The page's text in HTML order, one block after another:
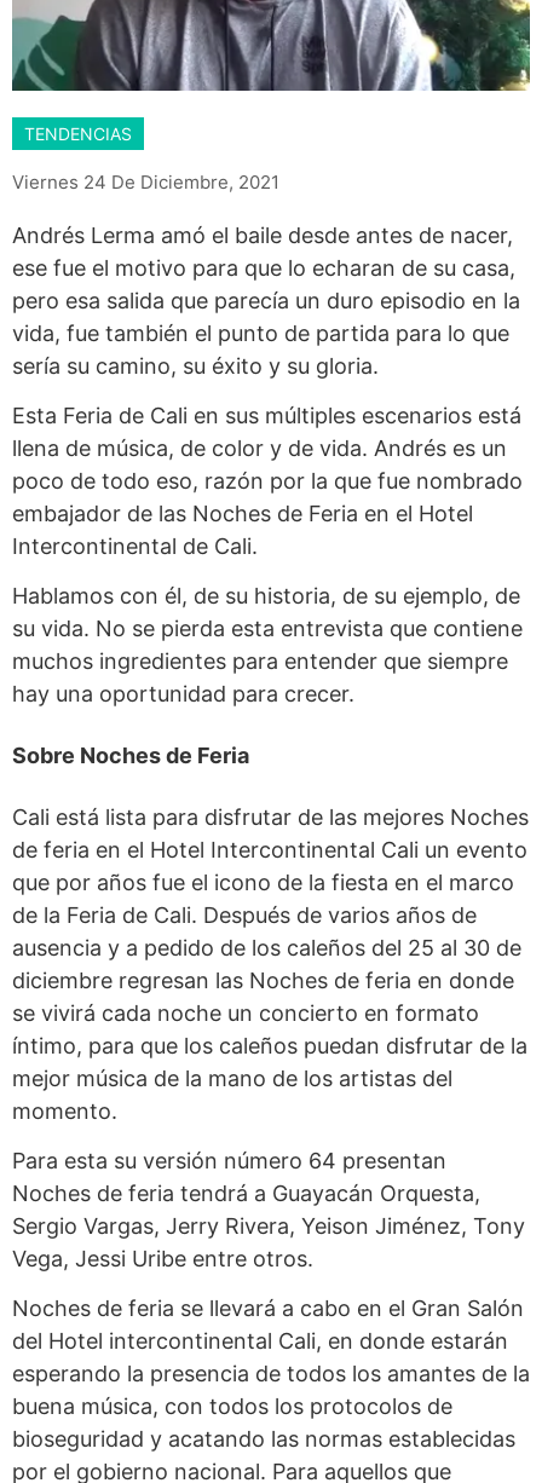
TENDENCIAS
Viernes 24 De Diciembre, 2021
Andrés Lerma amó el baile desde antes de nacer,
ese fue el motivo para que lo echaran de su casa,
pero esa salida que parecía un duro episodio en la
vida, fue también el punto de partida para lo que
sería su camino, su éxito y su gloria.
Esta Feria de Cali en sus múltiples escenarios está
llena de música, de color y de vida. Andrés es un
poco de todo eso, razón por la que fue nombrado
embajador de las Noches de Feria en el Hotel
Intercontinental de Cali.
Hablamos con él, de su historia, de su ejemplo, de
su vida. No se pierda esta entrevista que contiene
muchos ingredientes para entender que siempre
hay una oportunidad para crecer.
Sobre Noches de Feria
Cali está lista para disfrutar de las mejores Noches
de feria en el Hotel Intercontinental Cali un evento
que por años fue el icono de la fiesta en el marco
de la Feria de Cali. Después de varios años de
ausencia y a pedido de los caleños del 25 al 30 de
diciembre regresan las Noches de feria en donde
se vivirá cada noche un concierto en formato
íntimo, para que los caleños puedan disfrutar de la
mejor música de la mano de los artistas del
momento.
Para esta su versión número 64 presentan
Noches de feria tendrá a Guayacán Orquesta,
Sergio Vargas, Jerry Rivera, Yeison Jiménez, Tony
Vega, Jessi Uribe entre otros.
Noches de feria se llevará a cabo en el Gran Salón
del Hotel intercontinental Cali, en donde estarán
esperando la presencia de todos los amantes de la
buena música, con todos los protocolos de
bioseguridad y acatando las normas establecidas
por el gobierno nacional. Para aquellos que